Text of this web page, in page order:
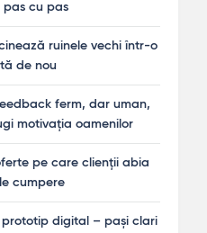
pas cu pas
ruinele vechi într-o
de nou
ferm, dar uman,
motivația oamenilor
pe care clienții abia
cumpere
prototip digital – pași clari